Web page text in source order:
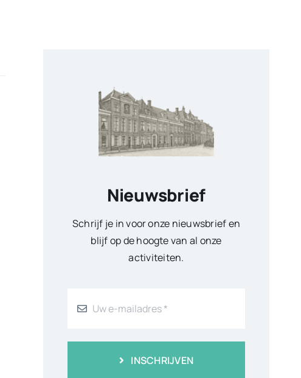
Nieuwsbrief
Schrijf je in voor onze nieuwsbrief en
blijf op de hoogte van al onze
activiteiten.
INSCHRIJVEN